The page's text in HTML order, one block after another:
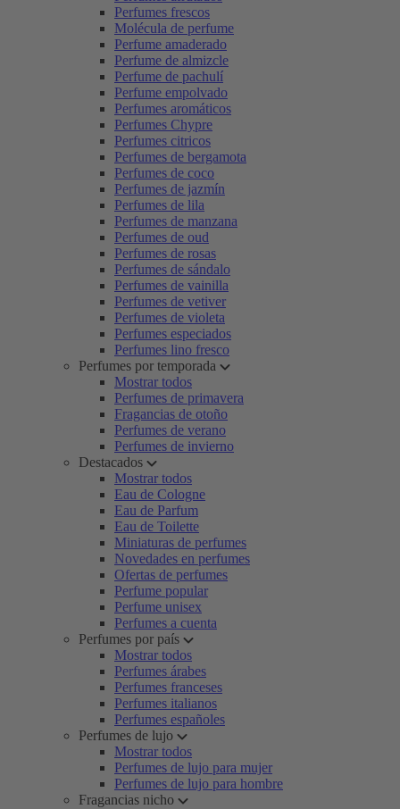
Perfumes frescos
Molécula de perfume
Perfume amaderado
Perfume de almizcle
Perfume de pachulí
Perfume empolvado
Perfumes aromáticos
Perfumes Chypre
Perfumes citricos
Perfumes de bergamota
Perfumes de coco
Perfumes de jazmín
Perfumes de lila
Perfumes de manzana
Perfumes de oud
Perfumes de rosas
Perfumes de sándalo
Perfumes de vainilla
Perfumes de vetiver
Perfumes de violeta
Perfumes especiados
Perfumes lino fresco
Perfumes por temporada
Mostrar todos
Perfumes de primavera
Fragancias de otoño
Perfumes de verano
Perfumes de invierno
Destacados
Mostrar todos
Eau de Cologne
Eau de Parfum
Eau de Toilette
Miniaturas de perfumes
Novedades en perfumes
Ofertas de perfumes
Perfume popular
Perfume unisex
Perfumes a cuenta
Perfumes por país
Mostrar todos
Perfumes árabes
Perfumes franceses
Perfumes italianos
Perfumes españoles
Perfumes de lujo
Mostrar todos
Perfumes de lujo para mujer
Perfumes de lujo para hombre
Fragancias nicho